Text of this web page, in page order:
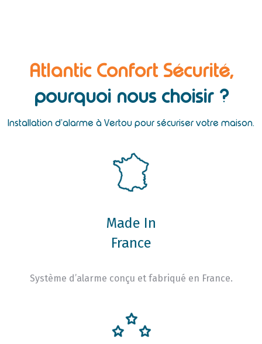
Atlantic Confort Sécurité,
pourquoi nous choisir ?
Installation d’alarme à Vertou pour sécuriser votre maison.
Made In
France
Système d’alarme conçu et fabriqué en France.